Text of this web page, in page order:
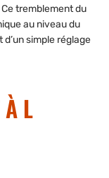
tremblement du
au niveau du
d’un simple réglage
À L